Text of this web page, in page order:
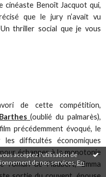
acceptez l'utilisation de
de nos services. En
cinéaste Benoît Jacquot qui,
que le jury n’avait vu
thriller social que je vous
de cette compétition,
(oublié du palmarès),
précédemment évoqué, le
difficultés économiques
échapper à la monotonie
roman de Flaubert, Emma